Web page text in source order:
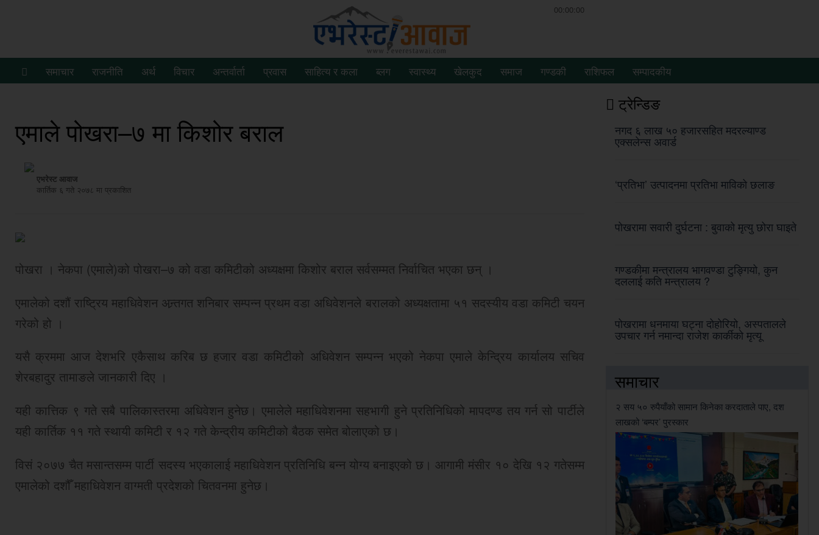
00:00:00
समाचार राजनीति अर्थ विचार अन्तर्वार्ता प्रवास साहित्य र कला ब्लग स्वास्थ्य खेलकुद समाज गण्डकी राशिफल सम्पादकीय
एमाले पोखरा–७ मा किशोर बराल
एभरेस्ट आवाज
कार्तिक ६ गते २०७८ मा प्रकाशित
पोखरा । नेकपा (एमाले)को पोखरा–७ को वडा कमिटीको अध्यक्षमा किशोर बराल सर्वसम्मत निर्वाचित भएका छन् ।
एमालेको दशौं राष्ट्रिय महाधिवेशन अन्र्तगत शनिबार सम्पन्न प्रथम वडा अधिवेशनले बरालको अध्यक्षतामा ५१ सदस्यीय वडा कमिटी चयन
गरेको हो ।
यसै क्रममा आज देशभरि एकैसाथ करिब छ हजार वडा कमिटीको अधिवेशन सम्पन्न भएको नेकपा एमाले केन्द्रिय कार्यालय सचिव
शेरबहादुर तामाङले जानकारी दिए ।
यही कात्तिक ९ गते सबै पालिकास्तरमा अधिवेशन हुनेछ। एमालेले महाधिवेशनमा सहभागी हुने प्रतिनिधिको मापदण्ड तय गर्न सो पार्टीले
यही कार्तिक ११ गते स्थायी कमिटी र १२ गते केन्द्रीय कमिटीको बैठक समेत बोलाएको छ।
विसं २०७७ चैत मसान्तसम्म पार्टी सदस्य भएकालाई महाधिवेशन प्रतिनिधि बन्न योग्य बनाइएको छ। आगामी मंसीर १० देखि १२ गतेसम्म
एमालेको दशौँ महाधिवेशन वाग्मती प्रदेशको चितवनमा हुनेछ।
ट्रेन्डिङ
नगद ६ लाख ५० हजारसहित मदरल्याण्ड
एक्सलेन्स अवार्ड
‘प्रतिभा’ उत्पादनमा प्रतिभा माविको छलाङ
पोखरामा सवारी दुर्घटना : बुवाको मृत्यु छोरा घाइते
गण्डकीमा मन्त्रालय भागवण्डा टुङ्गियो, कुन
दललाई कति मन्त्रालय ?
पोखरामा धनमाया घट्ना दोहोरियो, अस्पतालले
उपचार गर्न नमान्दा राजेश कार्कीको मृत्यू
समाचार
२ सय ५० रुपैयाँको सामान किनेका करदाताले पाए, दश
लाखको ‘बम्पर’ पुरस्कार